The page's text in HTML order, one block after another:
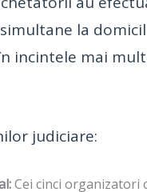
la
incintele mai
judiciare:
Cei cinci organizatori